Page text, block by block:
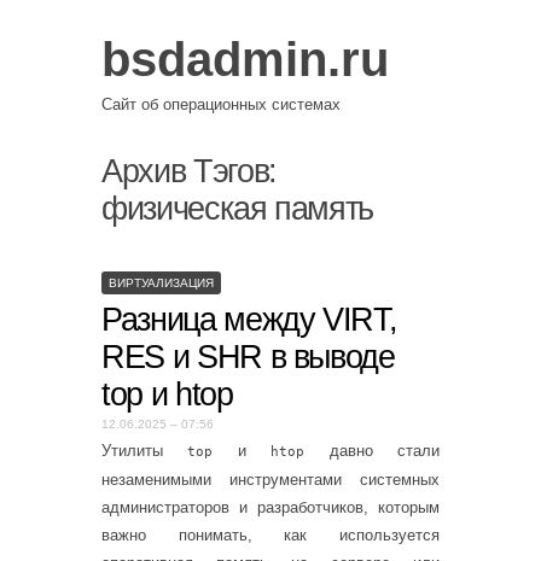
bsdadmin.ru
Сайт об операционных системах
Архив Тэгов:
физическая память
ВИРТУАЛИЗАЦИЯ
Разница между VIRT,
RES и SHR в выводе
top и htop
12.06.2025 – 07:56
Утилитыtop и htop
давно стали
незаменимыми инструментами системных
администраторов и разработчиков, которым
важно понимать, как используется